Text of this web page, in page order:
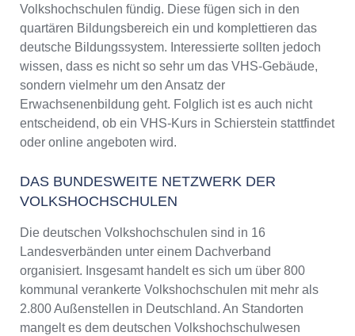
Volkshochschulen fündig. Diese fügen sich in den
quartären Bildungsbereich ein und komplettieren das
deutsche Bildungssystem. Interessierte sollten jedoch
wissen, dass es nicht so sehr um das VHS-Gebäude,
sondern vielmehr um den Ansatz der
Erwachsenenbildung geht. Folglich ist es auch nicht
entscheidend, ob ein VHS-Kurs in Schierstein stattfindet
oder online angeboten wird.
DAS BUNDESWEITE NETZWERK DER
VOLKSHOCHSCHULEN
Die deutschen Volkshochschulen sind in 16
Landesverbänden unter einem Dachverband
organisiert. Insgesamt handelt es sich um über 800
kommunal verankerte Volkshochschulen mit mehr als
2.800 Außenstellen in Deutschland. An Standorten
mangelt es dem deutschen Volkshochschulwesen